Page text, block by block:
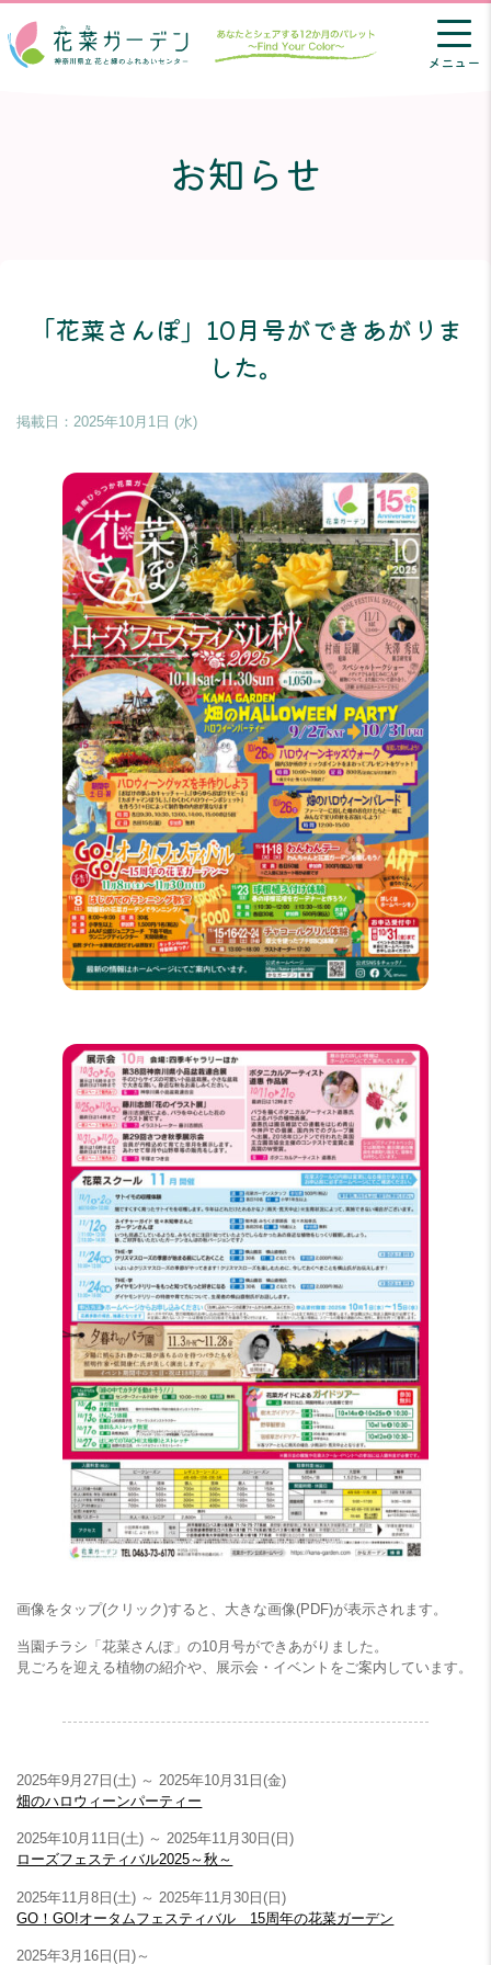
メニュー
お知らせ
「花菜さんぽ」10月号ができあがりま
した。
掲載日：2025年10月1日 (水)
画像をタップ(クリック)すると、大きな画像(PDF)が表示されます。
当園チラシ「花菜さんぽ」の10月号ができあがりました。
見ごろを迎える植物の紹介や、展示会・イベントをご案内しています。
2025年9月27日(土) ～ 2025年10月31日(金)
畑のハロウィーンパーティー
2025年10月11日(土) ～ 2025年11月30日(日)
ローズフェスティバル2025～秋～
2025年11月8日(土) ～ 2025年11月30日(日)
GO！GO!オータムフェスティバル 15周年の花菜ガーデン
2025年3月16日(日)～